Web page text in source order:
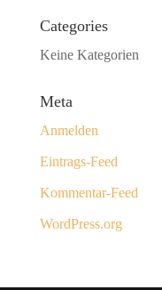
Categories
Keine Kategorien
Meta
Anmelden
Eintrags-Feed
Kommentar-Feed
WordPress.org